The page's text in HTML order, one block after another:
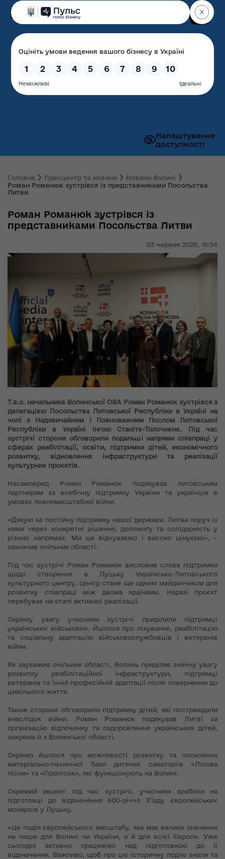
Налаштування
доступності
Волинська обласна
державна адміністрація
Головна Пресцентр та новини
Новини Волині
Роман Романюк зустрівся із представниками Посольства
Литви
03 червня 2026, 16:54
Роман Романюк зустрівся із
представниками Посольства Литви
Т.в.о. начальника Волинської ОВА Роман Романюк зустрівся з
делегацією Посольства Литовської Республіки в Україні на
чолі з Надзвичайним і Повноважним Послом Литовської
Республіки в Україні Інгою Станітє-Толочкєнє. Під час
зустрічі сторони обговорили подальші напрями співпраці у
сферах реабілітації, освіти, підтримки дітей, економічного
розвитку, відновлення інфраструктури та реалізації
культурних проєктів.
Насамперед Роман Романюк подякував литовським
партнерам за всебічну підтримку України та українців в
умовах повномасштабної війни.
«Дякую за постійну підтримку нашої держави. Литва поруч із
нами через конкретні рішення, допомогу та солідарність у
різних напрямах. Ми це відчуваємо і високо цінуємо», –
зазначив очільник області.
Під час зустрічі Роман Романюк висловив слова підтримки
щодо створення в Луцьку Українсько-Литовського
культурного центру. Центр стане ще одним майданчиком для
розвитку співпраці між двома країнами. Наразі проєкт
перебуває на етапі активної реалізації.
Окрему увагу учасники зустрічі приділили підтримці
українських військових. Йшлося про лікування, реабілітацію
та соціальну адаптацію військовослужбовців і ветеранів
війни.
Як зауважив очільник області, Волинь приділяє значну увагу
розвитку реабілітаційної інфраструктури, підтримці
ветеранів та їхній професійній адаптації після повернення до
цивільного життя.
Також сторони обговорили підтримку дітей, які постраждали
внаслідок війни. Роман Романюк подякував Литві за
організацію відпочинку та оздоровлення українських дітей,
зокрема й з Волинської області.
Окремо йшлося про можливості розвитку та посилення
матеріально-технічної бази дитячих санаторіїв «Лісова
пісня» та «Пролісок», які функціонують на Волині.
Окремий акцент під час зустрічі, учасники зробили на
підготовці до відзначення 600-річчя З’їзду європейських
монархів у Луцьку.
«Це подія європейського масштабу, яка має велике значення
не лише для Волині чи України, а й для всієї Європи. Уже
сьогодні активно працюємо над підготовкою до її
відзначення. Важливо, щоб про цю історичну подію знали та